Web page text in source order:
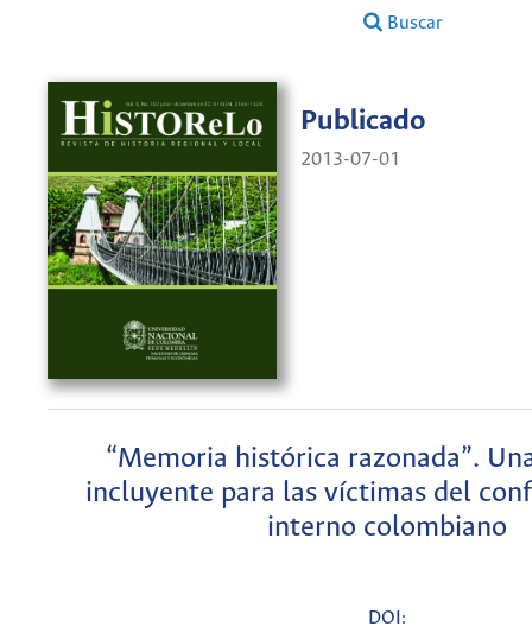
Buscar
Publicado
2013-07-01
“Memoria histórica razonada”.
incluyente para las víctimas del
interno colombiano
DOI: